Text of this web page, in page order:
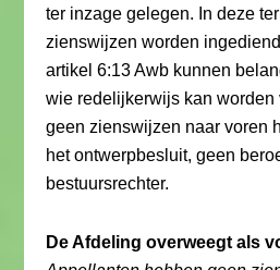
ter inzage gelegen. In deze
zienswijzen worden
artikel 6:13 Awb kunnen
wie redelijkerwijs kan worden
geen zienswijzen naar voren
het ontwerpbesluit, geen
bestuursrechter.
De Afdeling overweegt als